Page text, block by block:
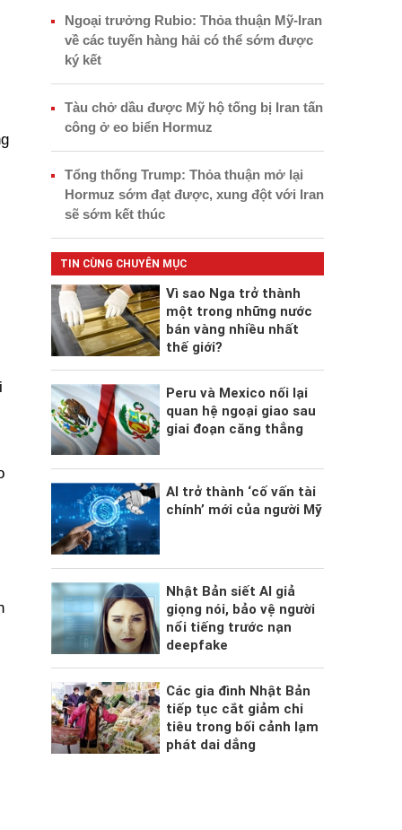
Ngoại trưởng Rubio: Thỏa thuận Mỹ-Iran
về các tuyến hàng hải có thể sớm được
ký kết
Tàu chở dầu được Mỹ hộ tống bị Iran tấn
công ở eo biển Hormuz
Tổng thống Trump: Thỏa thuận mở lại
Hormuz sớm đạt được, xung đột với Iran
sẽ sớm kết thúc
TIN CÙNG CHUYÊN MỤC
Vì sao Nga trở thành
một trong những nước
bán vàng nhiều nhất
thế giới?
Peru và Mexico nối lại
quan hệ ngoại giao sau
giai đoạn căng thẳng
AI trở thành ‘cố vấn tài
chính’ mới của người Mỹ
Nhật Bản siết AI giả
giọng nói, bảo vệ người
nổi tiếng trước nạn
deepfake
Các gia đình Nhật Bản
tiếp tục cắt giảm chi
tiêu trong bối cảnh lạm
phát dai dẳng